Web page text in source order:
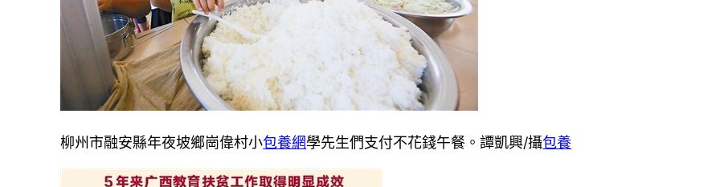
柳州市融安縣年夜坡鄉崗偉村小包養網學先生們支付不花錢午餐。譚凱興/攝包養